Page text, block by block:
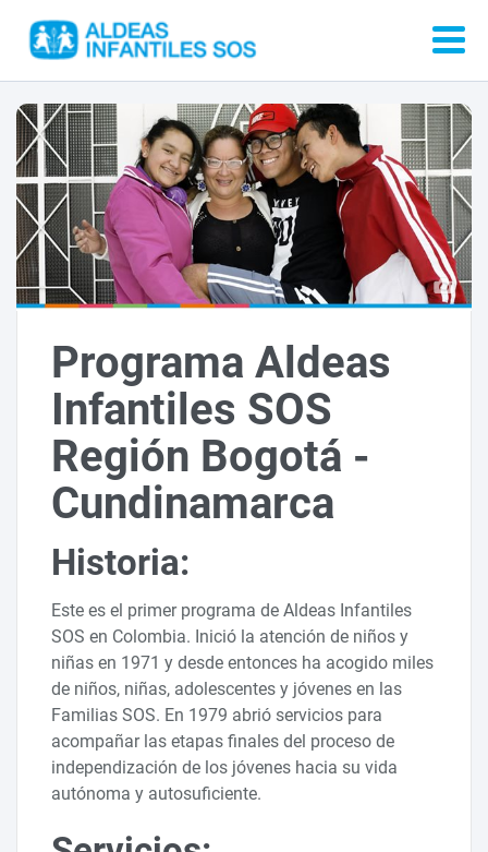
Programa Aldeas
Infantiles SOS
Región Bogotá -
Cundinamarca
Historia:
Este es el primer programa de Aldeas Infantiles
SOS en Colombia. Inició la atención de niños y
niñas en 1971 y desde entonces ha acogido miles
de niños, niñas, adolescentes y jóvenes en las
Familias SOS. En 1979 abrió servicios para
acompañar las etapas finales del proceso de
independización de los jóvenes hacia su vida
autónoma y autosuficiente.